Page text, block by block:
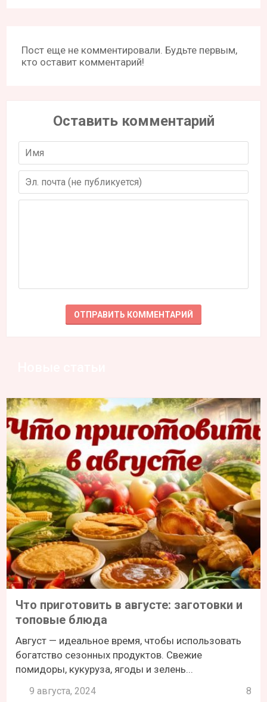
Пост еще не комментировали. Будьте первым,
кто оставит комментарий!
Оставить комментарий
Что приготовить в августе: заготовки и
топовые блюда
Август — идеальное время, чтобы использовать
богатство сезонных продуктов. Свежие
помидоры, кукуруза, ягоды и зелень...
9 августа, 2024 8